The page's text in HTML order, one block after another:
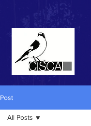
Post
All Posts